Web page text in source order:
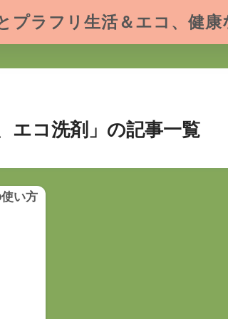
プラフリ生活＆エコ、健
エコ洗剤」の記事一覧